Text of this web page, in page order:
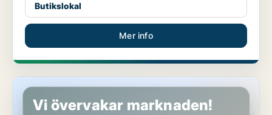
Butikslokal
Mer info
Butikslokal i Sofielund
Vi övervakar marknaden!